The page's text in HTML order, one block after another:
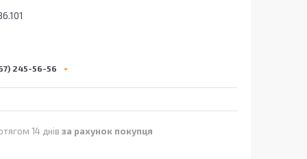
245-56-56
14 днів за рахунок покупця